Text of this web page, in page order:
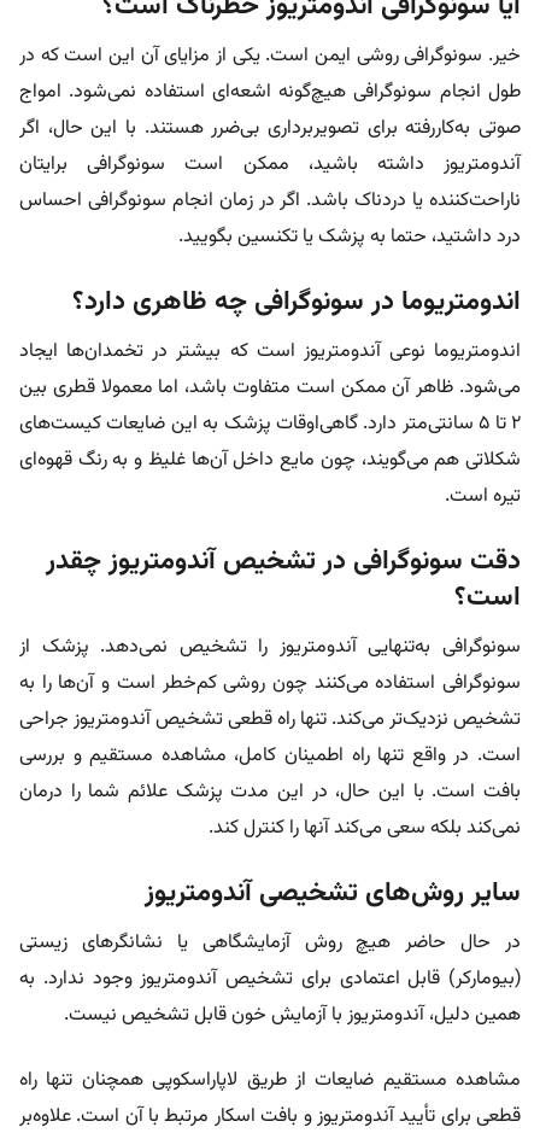
خیر. سونوگرافی روشی ایمن است. یکی از مزایای آن این است که در
طول انجام سونوگرافی هیچ‌گونه اشعه‌ای استفاده نمی‌شود. امواج
صوتی به‌کاررفته برای تصویربرداری بی‌ضرر هستند. با این حال، اگر
آندومتریوز داشته باشید، ممکن است سونوگرافی برایتان
ناراحت‌کننده یا دردناک باشد. اگر در زمان انجام سونوگرافی احساس
درد داشتید، حتما به پزشک یا تکنسین بگویید.
اندومتریوما در سونوگرافی چه ظاهری دارد؟
اندومتریوما نوعی آندومتریوز است که بیشتر در تخمدان‌ها ایجاد
می‌شود. ظاهر آن ممکن است متفاوت باشد، اما معمولا قطری بین
۲ تا ۵ سانتی‌متر دارد. گاهی‌اوقات پزشک به این ضایعات کیست‌های
شکلاتی هم می‌گویند، چون مایع داخل آن‌ها غلیظ و به رنگ قهوه‌ای
تیره است.
دقت سونوگرافی در تشخیص آندومتریوز چقدر
است؟
سونوگرافی به‌تنهایی آندومتریوز را تشخیص نمی‌دهد. پزشک از
سونوگرافی استفاده می‌کنند چون روشی کم‌خطر است و آن‌ها را به
تشخیص نزدیک‌تر می‌کند. تنها راه قطعی تشخیص آندومتریوز جراحی
است. در واقع تنها راه اطمینان کامل، مشاهده مستقیم و بررسی
بافت است. با این حال، در این مدت پزشک علائم شما را درمان
نمی‌کند بلکه سعی می‌کند آنها را کنترل کند.
سایر روش‌های تشخیصی آندومتریوز
در حال حاضر هیچ روش آزمایشگاهی یا نشانگرهای زیستی
(بیومارکر) قابل اعتمادی برای تشخیص آندومتریوز وجود ندارد. به
همین دلیل، آندومتریوز با آزمایش خون قابل تشخیص نیست.
مشاهده مستقیم ضایعات از طریق لاپاراسکوپی همچنان تنها راه
قطعی برای تأیید آندومتریوز و بافت اسکار مرتبط با آن است. علاوه‌بر